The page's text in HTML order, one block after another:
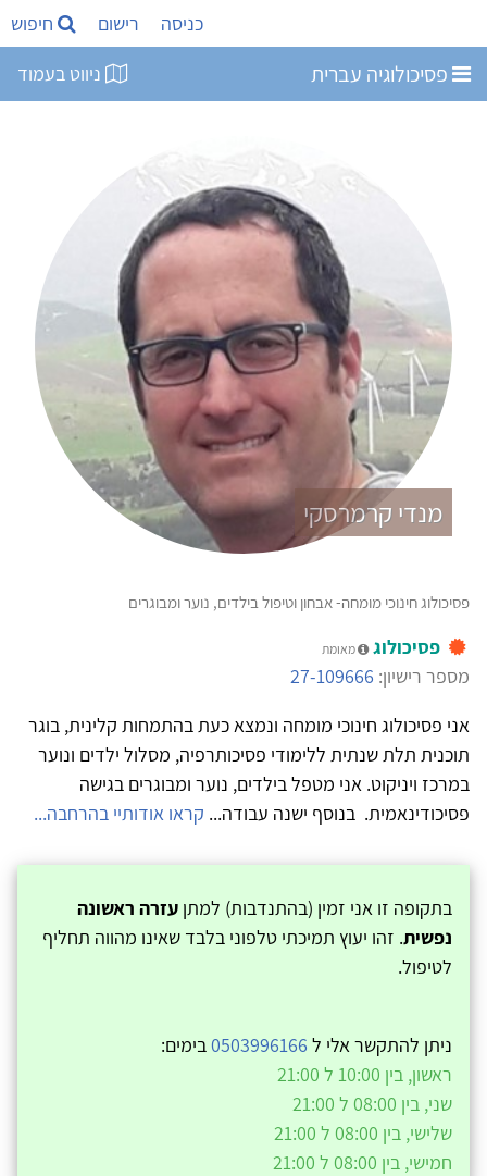
כניסה רישום חיפוש
פסיכולוגיה עברית ניווט בעמוד
מנדי קרמרסקי
פסיכולוג חינוכי מומחה- אבחון וטיפול בילדים, נוער ומבוגרים
פסיכולוג מאומת
מספר רישיון: 27-109666
אני פסיכולוג חינוכי מומחה ונמצא כעת בהתמחות קלינית, בוגר
תוכנית תלת שנתית ללימודי פסיכותרפיה, מסלול ילדים ונוער
במרכז ויניקוט. אני מטפל בילדים, נוער ומבוגרים בגישה
פסיכודינאמית. בנוסף ישנה עבודה... קראו אודותיי בהרחבה...
בתקופה זו אני זמין (בהתנדבות) למתן עזרה ראשונה
נפשית. זהו יעוץ תמיכתי טלפוני בלבד שאינו מהווה תחליף
לטיפול.
ניתן להתקשר אלי ל 0503996166בימים:
ראשון, בין 10:00 ל 21:00
שני, בין 08:00 ל 21:00
שלישי, בין 08:00 ל 21:00
חמישי, בין 08:00 ל 21:00